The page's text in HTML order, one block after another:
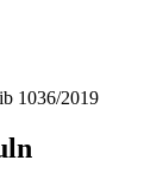
1036/2019